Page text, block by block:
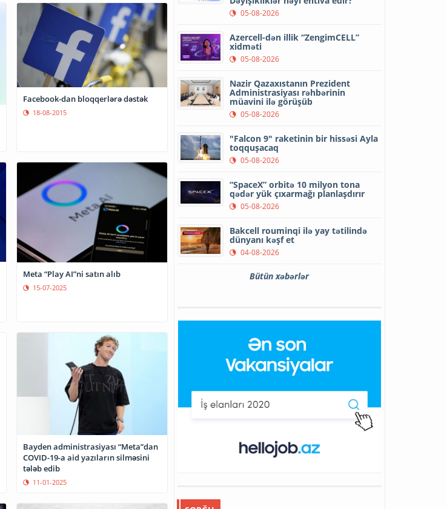
Facebook-dan bloqqerlərə dəstək
18-08-2015
Meta “Play AI”ni satın alıb
15-07-2025
Bayden administrasiyası “Meta”dan
COVID-19-a aid yazıların silməsini
tələb edib
11-01-2025
05-08-2026
Azercell-dən illik “ZengimCELL”
xidməti
05-08-2026
Nazir Qazaxıstanın Prezident
Administrasiyası rəhbərinin
müavini ilə görüşüb
05-08-2026
"Falcon 9" raketinin bir hissəsi Ayla
toqquşacaq
05-08-2026
“SpaceX” orbitə 10 milyon tona
qədər yük çıxarmağı planlaşdırır
05-08-2026
Bakcell rouminqi ilə yay tətilində
dünyanı kəşf et
04-08-2026
Bütün xəbərlər